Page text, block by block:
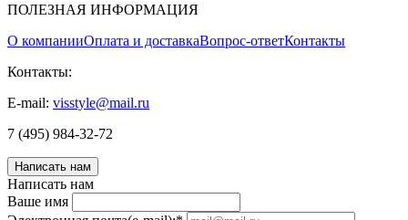
ПОЛЕЗНАЯ ИНФОРМАЦИЯ
О компанииОплата и доставкаВопрос-ответКонтакты
Контакты:
E-mail: visstyle@mail.ru
7 (495) 984-32-72
Написать нам
Написать нам
Ваше имя